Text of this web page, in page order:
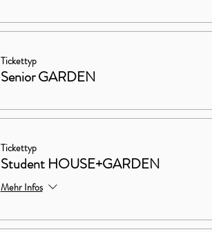
Tickettyp
Senior GARDEN
Tickettyp
Student HOUSE+GARDEN
Mehr Infos